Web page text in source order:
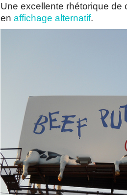
Une excellente rhétorique de
en affichage alternatif.